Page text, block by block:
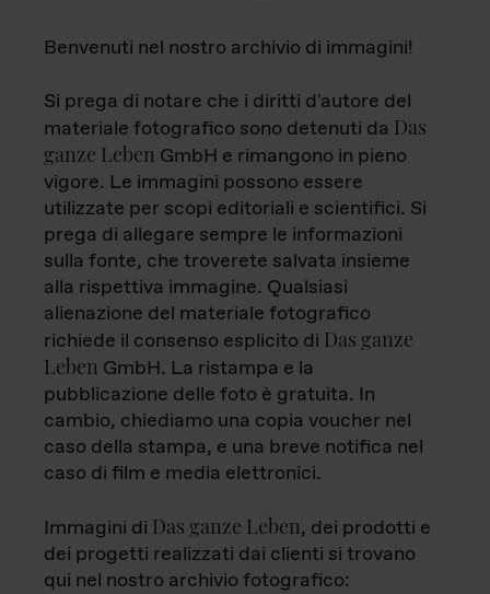
Benvenuti nel nostro archivio di immagini!
Si prega di notare che i diritti d'autore del
materiale fotografico sono detenuti da Das
ganze Leben GmbH e rimangono in pieno
vigore. Le immagini possono essere
utilizzate per scopi editoriali e scientifici. Si
prega di allegare sempre le informazioni
sulla fonte, che troverete salvata insieme
alla rispettiva immagine. Qualsiasi
alienazione del materiale fotografico
richiede il consenso esplicito di Das ganze
Leben GmbH. La ristampa e la
pubblicazione delle foto è gratuita. In
cambio, chiediamo una copia voucher nel
caso della stampa, e una breve notifica nel
caso di film e media elettronici.
Immagini di Das ganze Leben, dei prodotti e
dei progetti realizzati dai clienti si trovano
qui nel nostro archivio fotografico: